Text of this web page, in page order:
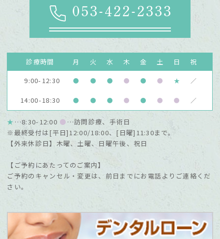
053-422-2333
診療時間 月 火 水 木 金 土 日
祝
9:00-12:30
● ● ● ● ● ● ★ ／
14:00-18:30 ● ● ● ● ● ● ● ／
★ …8:30-12:00 ● …訪問診療、手術日
※最終受付は[平日]12:00/18:00、[日曜]11:30まで。
【外来休診日】木曜、土曜、日曜午後、祝日
【ご予約にあたってのご案内】
ご予約のキャンセル・変更は、前日までにお電話よりご連絡くだ
さい。